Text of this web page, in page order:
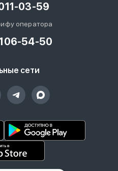
03-59
оператора
54-50
сети